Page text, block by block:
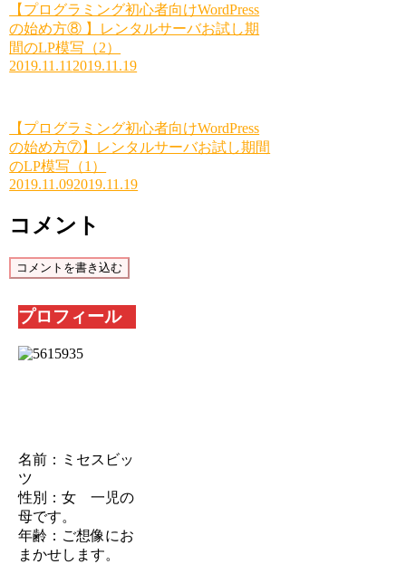
【プログラミング初心者向けWordPress
の始め方⑧ 】レンタルサーバお試し期
間のLP模写（2）
2019.11.11 2019.11.19
【プログラミング初心者向けWordPress
の始め方⑦】レンタルサーバお試し期間
のLP模写（1）
2019.11.092019.11.19
コメント
コメントを書き込む
プロフィール
名前：ミセスビッ
ツ
性別：女 一児の
母です。
年齢：ご想像にお
まかせします。